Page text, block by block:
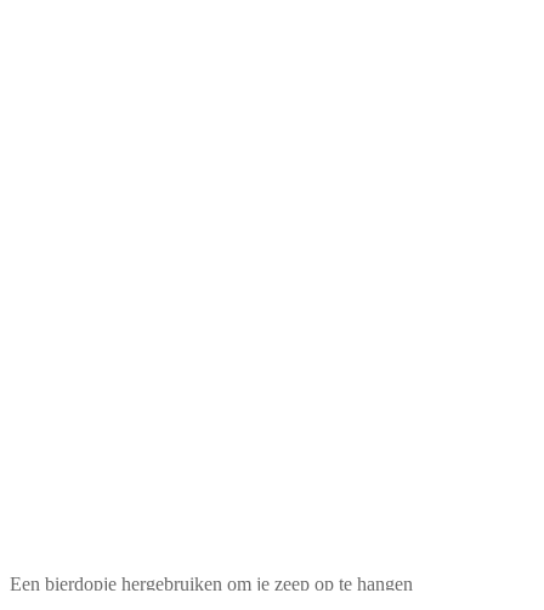
Een bierdopje hergebruiken om je zeep op te hangen